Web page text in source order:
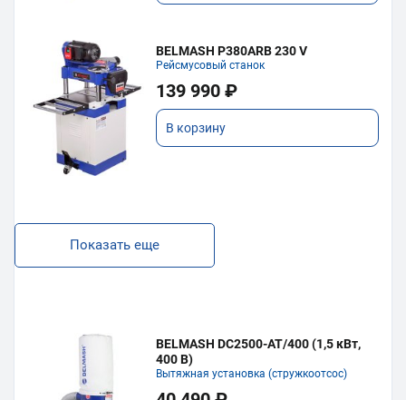
BELMASH P380ARB 230 V
Рейсмусовый станок
139 990 ₽
В корзину
Показать еще
BELMASH DC2500-AT/400 (1,5 кВт,
400 В)
Вытяжная установка (стружкоотсос)